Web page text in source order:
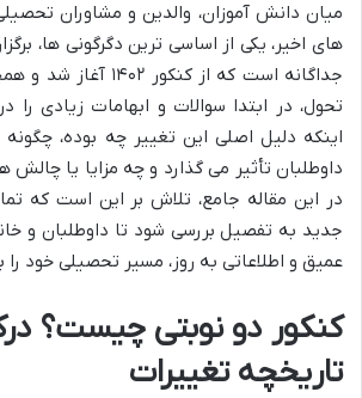
میان دانش آموزان، والدین و مشاوران
های اخیر، یکی از اساسی ترین دگرگونی ها،
جداگانه است که از
تحول، در ابتدا سوالات و ابهامات زیادی
اینکه دلیل اصلی این تغییر چه بوده،
داوطلبان تأثیر می گذارد و چه مزایا یا چالش
در این مقاله جامع، تلاش بر این است که
جدید به تفصیل بررسی شود تا داوطلبان و
عمیق و اطلاعاتی به روز، مسیر تحصیلی خود را
کنکور دو نوبتی چیست؟
تاریخچه تغییرات